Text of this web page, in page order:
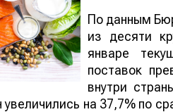
По данным
из десяти
январе
поставок
внутри
увеличились на 37,7% по